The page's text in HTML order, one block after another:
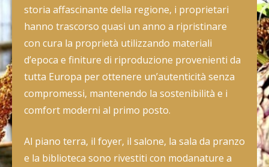
storia affascinante della regione, i proprietari
hanno trascorso quasi un anno a ripristinare
con cura la proprietà utilizzando materiali
d’epoca e finiture di riproduzione provenienti da
tutta Europa per ottenere un’autenticità senza
compromessi, mantenendo la sostenibilità e i
comfort moderni al primo posto.
Al piano terra, il foyer, il salone, la sala da pranzo
e la biblioteca sono rivestiti con modanature a